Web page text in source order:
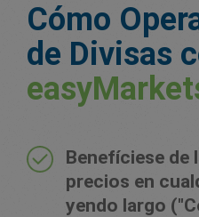
Cómo
de Divisas
Benefíciese de
precios en
yendo largo